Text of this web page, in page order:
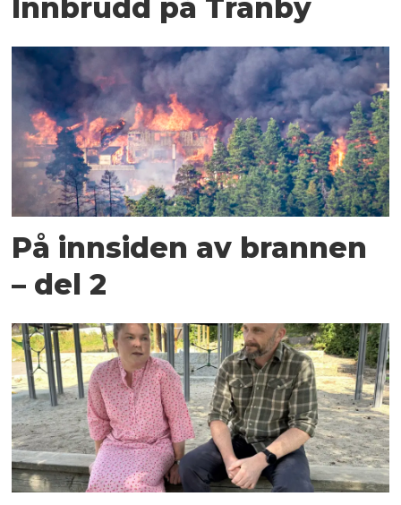
Innbrudd på Tranby
På innsiden av brannen
– del 2